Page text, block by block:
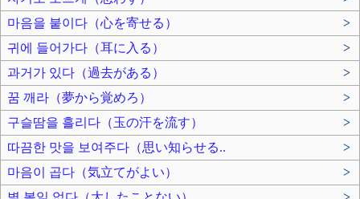
마음을 붙이다（心を寄せる）
>
귀에 들어가다（耳に入る）
>
과거가 있다（過去がある）
>
꿈 깨라（夢から覚めろ）
>
구슬땀을 흘리다（玉の汗を流す）
>
따끔한 맛을 보여주다（思い知らせる..
>
마음이 곱다（気立てがよい）
>